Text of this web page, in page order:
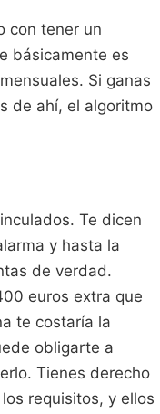
con tener un
básicamente es
Si ganas
de ahí, el algoritmo
Te dicen
y hasta la
de verdad.
euros extra que
te costaría la
obligarte a
Tienes derecho
requisitos, y ellos